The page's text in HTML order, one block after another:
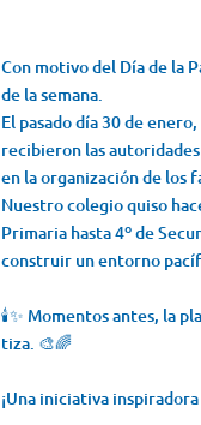
Con motivo del Día de la
de la semana.
El pasado día 30 de
recibieron las
en la organización de los
Nuestro colegio quiso
Primaria hasta 4º de
construir un entorno
🕯️✨ Momentos antes, la
tiza. 🎨🌈
¡Una iniciativa